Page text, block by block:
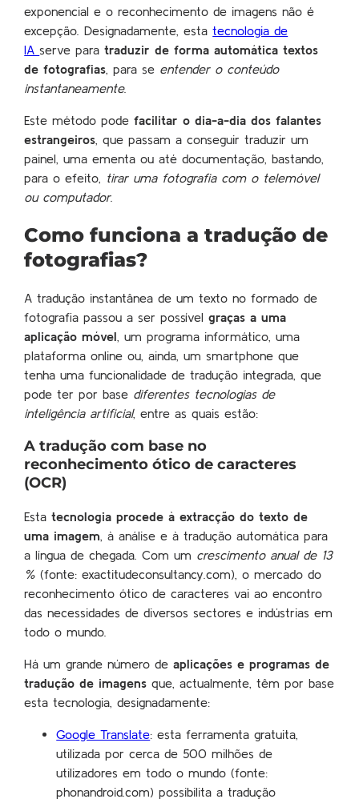
exponencial e o reconhecimento de imagens não é
excepção. Designadamente, estatecnologia de
IAserve paratraduzir de forma automática textos
de fotografias , para se entender o conteúdo
instantaneamente.
Este método podefacilitar o dia-a-dia dos falantes
estrangeiros , que passam a conseguir traduzir um
painel, uma ementa ou até documentação, bastando,
para o efeito, tirar uma fotografia com o telemóvel
ou computador.
Como funciona a tradução de
fotografias?
A tradução instantânea de um texto no formado de
fotografia passou a ser possívelgraças a uma
aplicação móvel , um programa informático, uma
plataforma online ou, ainda, um smartphone que
tenha uma funcionalidade de tradução integrada, que
pode ter por base diferentes tecnologias de
inteligência artificial, entre as quais estão:
A tradução com base no
reconhecimento ótico de caracteres
(OCR)
Estatecnologia procede à extracção do texto de
uma imagem , à análise e à tradução automática para
a língua de chegada. Com um crescimento anual de 13
% (fonte: exactitudeconsultancy.com), o mercado do
reconhecimento ótico de caracteres vai ao encontro
das necessidades de diversos sectores e indústrias em
todo o mundo.
Há um grande número deaplicações e programas de
tradução de imagens que, actualmente, têm por base
esta tecnologia, designadamente:
Google Translate: esta ferramenta gratuita,
utilizada por cerca de 500 milhões de
utilizadores em todo o mundo (fonte:
phonandroid.com) possibilita a tradução